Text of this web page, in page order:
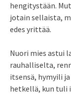
hengitystään.
jotain sellaista,
edes yrittää.
Nuori mies astui
rauhalliselta,
itsensä, hymyili
hetkellä, kun tuli